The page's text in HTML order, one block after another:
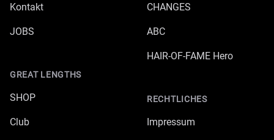
Kontakt
JOBS
GREAT LENGTHS
SHOP
Club
CHANGES
ABC
HAIR-OF-FAME Hero
RECHTLICHES
Impressum